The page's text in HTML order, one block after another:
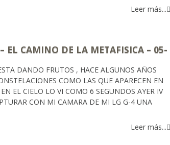
Leer más...
EL CAMINO DE LA METAFISICA – 05-
DANDO FRUTOS , HACE ALGUNOS AÑOS
COMO LAS QUE APARECEN EN
EL CIELO LO VI COMO 6 SEGUNDOS AYER IV
CON MI CAMARA DE MI LG G-4 UNA
Leer más...